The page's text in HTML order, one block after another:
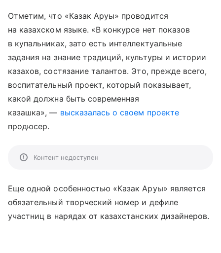
Отметим, что «Казак Аруы» проводится
на казахском языке. «В конкурсе нет показов
в купальниках, зато есть интеллектуальные
задания на знание традиций, культуры и истории
казахов, состязание талантов. Это, прежде всего,
воспитательный проект, который показывает,
какой должна быть современная
казашка», — высказалась о своем проекте
продюсер.
Контент недоступен
Еще одной особенностью «Казак Аруы» является
обязательный творческий номер и дефиле
участниц в нарядах от казахстанских дизайнеров.